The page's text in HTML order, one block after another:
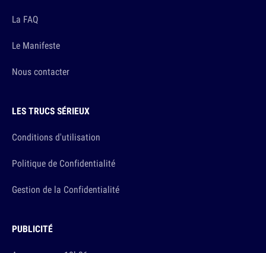
La FAQ
Le Manifeste
Nous contacter
LES TRUCS SÉRIEUX
Conditions d'utilisation
Politique de Confidentialité
Gestion de la Confidentialité
PUBLICITÉ